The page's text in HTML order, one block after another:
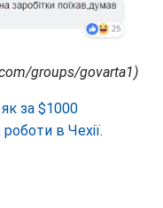
groups/govarta1)
як за $1000
в Чехії.